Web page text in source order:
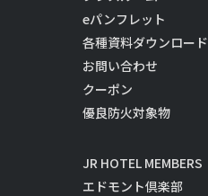
eパンフレット
各種資料ダウンロード
お問い合わせ
クーポン
優良防火対象物
JR HOTEL MEMBERS
エドモント倶楽部